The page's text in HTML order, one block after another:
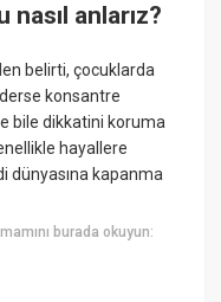
anlarız?
belirti, çocuklarda
konsantre
bile dikkatini koruma
hayallere
dünyasına kapanma
burada okuyun: